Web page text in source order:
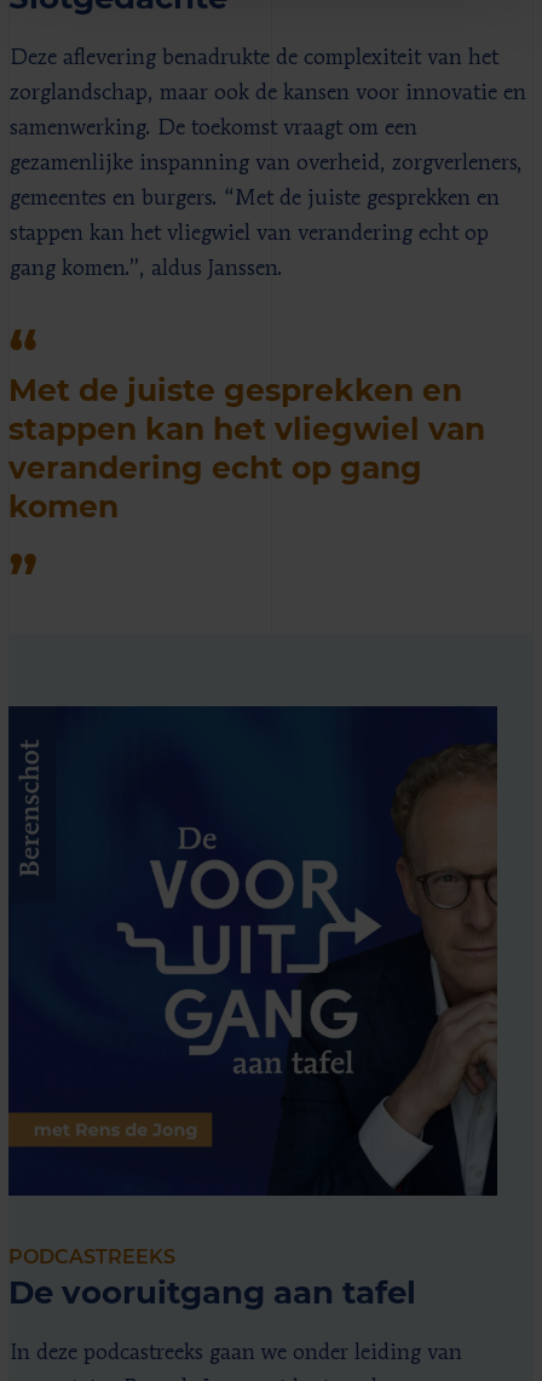
Deze aflevering benadrukte de complexiteit van het
zorglandschap, maar ook de kansen voor innovatie en
samenwerking. De toekomst vraagt om een
gezamenlijke inspanning van overheid, zorgverleners,
gemeentes en burgers. “Met de juiste gesprekken en
stappen kan het vliegwiel van verandering echt op
gang komen.”, aldus Janssen.
Met de juiste gesprekken en
stappen kan het vliegwiel van
verandering echt op gang
komen
PODCASTREEKS
De vooruitgang aan tafel
In deze podcastreeks gaan we onder leiding van